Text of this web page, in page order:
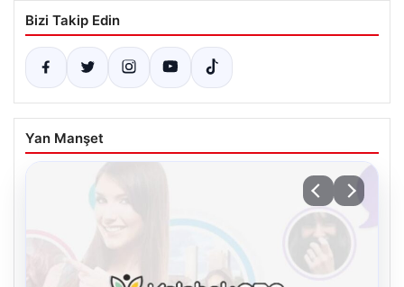
Bizi Takip Edin
Yan Manşet